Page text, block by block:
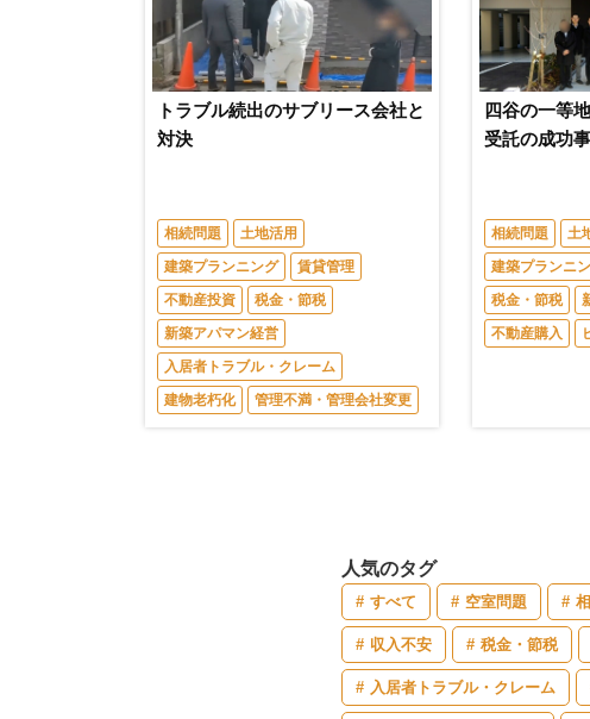
トラブル続出のサブリース会社と
対決
相続問題
土地活用
建築プランニング
賃貸管理
不動産投資
税金・節税
新築アパマン経営
入居者トラブル・クレーム
建物老朽化
管理不満・管理会社変更
四谷の一等
受託の成功
相続問題
土
建築プランニ
税金・節税
不動産購入
人気のタグ
すべて 空室問題
収入不安 税金・節税
入居者トラブル・クレーム